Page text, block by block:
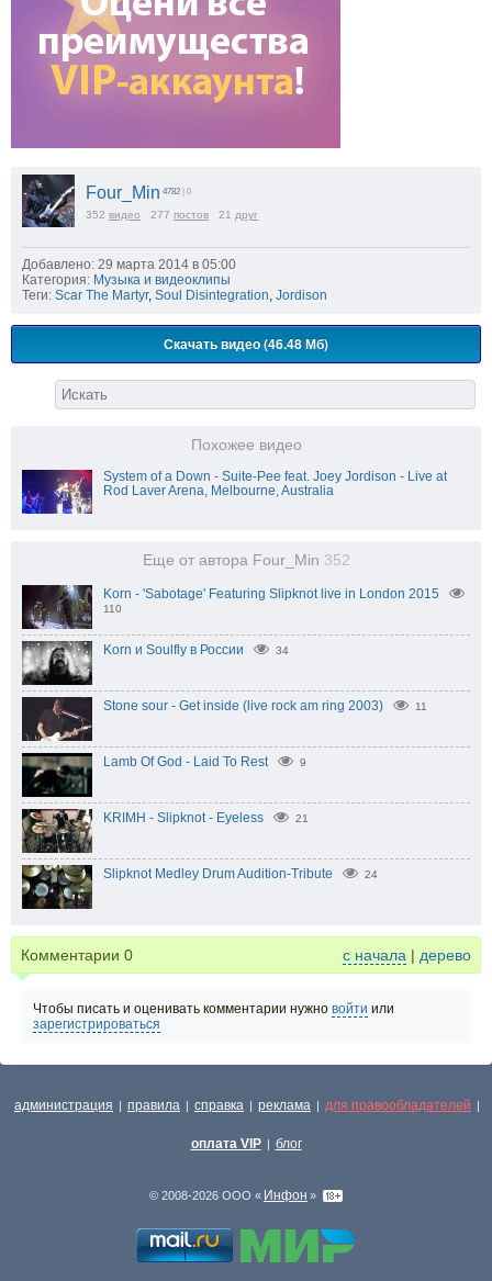
Four_Min 4782 | 0
352 видео 277 постов 21 друг
Добавлено: 29 марта 2014 в 05:00
Категория: Музыка и видеоклипы
Теги: Scar The Martyr, Soul Disintegration Jordison
Скачать видео (46.48 Мб)
Похожее видео
System of a Down - Suite-Pee feat. Joey Jordison - Live at
Rod Laver Arena, Melbourne, Australia
Еще от автора Four_Min 352
Korn - 'Sabotage' Featuring Slipknot live in London 2015
110
Korn и Soulfly в России 34
Stone sour - Get inside (live rock am ring 2003) 11
Lamb Of God - Laid To Rest 9
KRIMH - Slipknot - Eyeless 21
Slipknot Medley Drum Audition-Tribute 24
Комментарии 0 с начала | дерево
Чтобы писать и оценивать комментарии нужно войти или
зарегистрироваться
администрация | правила | справка | реклама | для правообладателей |
оплата VIP | блог
© 2008-2026 ООО « Инфон »